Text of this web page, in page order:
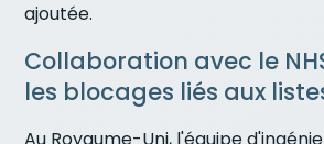
ajoutée.
Collaboration avec le
les blocages liés aux